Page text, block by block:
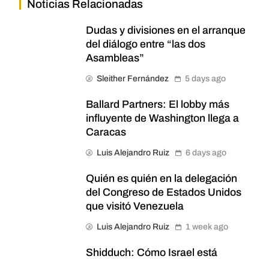
Noticias Relacionadas
Dudas y divisiones en el arranque
del diálogo entre “las dos
Asambleas”
Sleither Fernández 5 days ago
Ballard Partners: El lobby más
influyente de Washington llega a
Caracas
Luis Alejandro Ruiz 6 days ago
Quién es quién en la delegación
del Congreso de Estados Unidos
que visitó Venezuela
Luis Alejandro Ruiz 1 week ago
Shidduch: Cómo Israel está